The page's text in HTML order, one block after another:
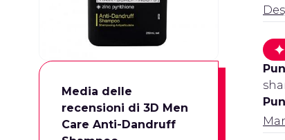
Media delle
recensioni di 3D Men
Care Anti-Dandruff